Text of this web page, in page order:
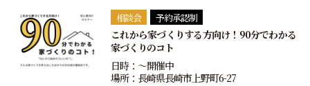
相談会 予約承認制
これから家づくりする方向け！90分でわかる
家づくりのコト
日時：〜開催中
場所：長崎県長崎市上野町6-27